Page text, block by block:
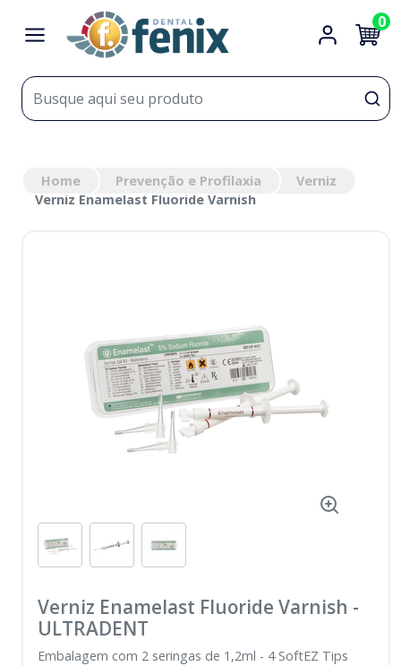
0
Home Prevenção e Profilaxia
Verniz
Verniz Enamelast Fluoride Varnish
Verniz Enamelast Fluoride Varnish -
ULTRADENT
Embalagem com 2 seringas de 1,2ml - 4 SoftEZ Tips